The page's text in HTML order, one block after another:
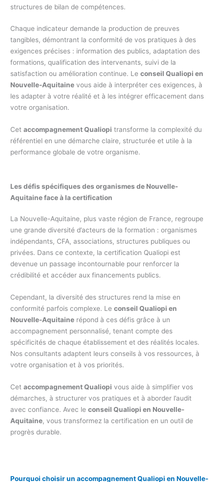
structures de bilan de compétences.
Chaque indicateur demande la production de preuves
tangibles, démontrant la conformité de vos pratiques à des
exigences précises : information des publics, adaptation des
formations, qualification des intervenants, suivi de la
satisfaction ou amélioration continue. Leconseil Qualiopi en
Nouvelle-Aquitaine vous aide à interpréter ces exigences, à
les adapter à votre réalité et à les intégrer efficacement dans
votre organisation.
Cetaccompagnement Qualiopi transforme la complexité du
référentiel en une démarche claire, structurée et utile à la
performance globale de votre organisme.
Les défis spécifiques des organismes de Nouvelle-
Aquitaine face à la certification
La Nouvelle-Aquitaine, plus vaste région de France, regroupe
une grande diversité d’acteurs de la formation : organismes
indépendants, CFA, associations, structures publiques ou
privées. Dans ce contexte, la certification Qualiopi est
devenue un passage incontournable pour renforcer la
crédibilité et accéder aux financements publics.
Cependant, la diversité des structures rend la mise en
conformité parfois complexe. Leconseil Qualiopi en
Nouvelle-Aquitaine répond à ces défis grâce à un
accompagnement personnalisé, tenant compte des
spécificités de chaque établissement et des réalités locales.
Nos consultants adaptent leurs conseils à vos ressources, à
votre organisation et à vos priorités.
Cetaccompagnement Qualiopi vous aide à simplifier vos
démarches, à structurer vos pratiques et à aborder l’audit
avec confiance. Avec leconseil Qualiopi en Nouvelle-
Aquitaine, vous transformez la certification en un outil de
progrès durable.
Pourquoi choisir un accompagnement Qualiopien Nouvelle-